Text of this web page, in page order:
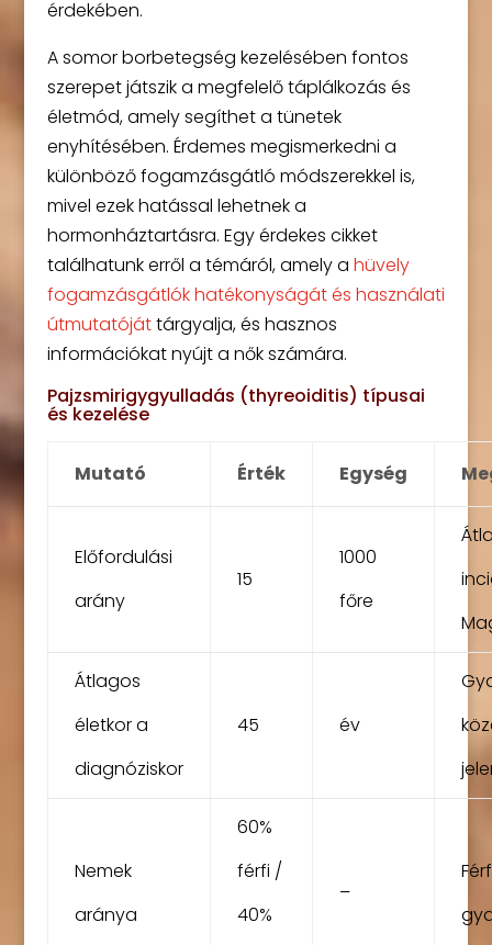
érdekében.
A somor borbetegség kezelésében fontos
szerepet játszik a megfelelő táplálkozás és
életmód, amely segíthet a tünetek
enyhítésében. Érdemes megismerkedni a
különböző fogamzásgátló módszerekkel is,
mivel ezek hatással lehetnek a
hormonháztartásra. Egy érdekes cikket
találhatunk erről a témáról, amely a hüvely
fogamzásgátlók hatékonyságát és használati
útmutatójáttárgyalja, és hasznos
információkat nyújt a nők számára.
Pajzsmirigygyulladás (thyreoiditis) típusai
és kezelése
Mutató Érték Egység
Előfordulási
arány
15
1000
főre
Átlagos
életkor a
diagnóziskor
45 év
Nemek
aránya
60%
férfi /
40%
–